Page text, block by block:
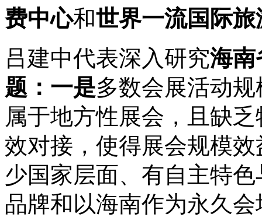
费中心和世界一流国际
吕建中代表深入研究海南
题： 一是多数会展活动
属于地方性展会，且缺
效对接，使得展会规模
少国家层面、有自主特
品牌和以海南作为永久